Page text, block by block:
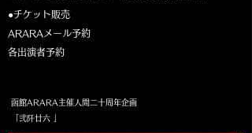
●チケット販売
ARARAメール予約
各出演者予約
函館ARARA主催人間二十周年企画
「弐阡廿六 」